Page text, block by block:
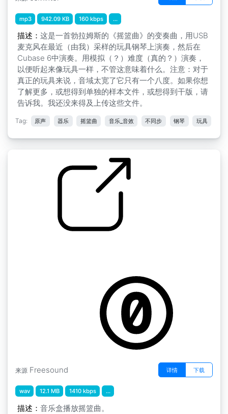
mp3 942.09 KB 160 kbps ...
描述： 这是一首勃拉姆斯的《摇篮曲》的变奏曲，用USB
麦克风在最近（由我）采样的玩具钢琴上演奏，然后在
Cubase 6中演奏。用模拟（？）难度（真的？）演奏，
以便听起来像玩具一样，不管这意味着什么。注意：对于
真正的玩具来说，音域太宽了它只有一个八度。如果你想
了解更多，或想得到单独的样本文件，或想得到干版，请
告诉我。我还没来得及上传这些文件。
Tag: 原声 器乐 摇篮曲 音乐_音效 不同步 钢琴 玩具
来源 Freesound 详情 下载
wav 12.1 MB 1410 kbps ...
描述： 音乐盒播放摇篮曲。